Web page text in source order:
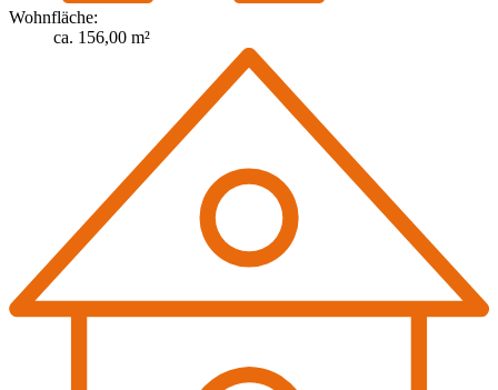
Wohnfläche:
ca. 156,00 m²